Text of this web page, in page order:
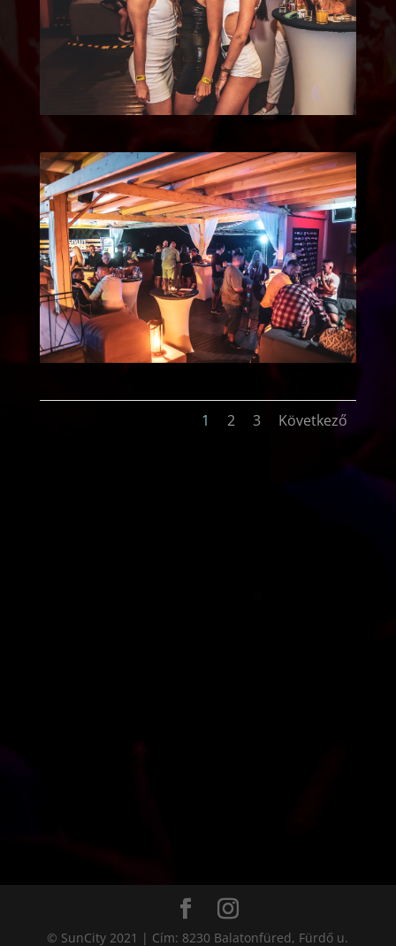
1 2 3 Következő
© SunCity 2021 | Cím: 8230 Balatonfüred, Fürdő u.